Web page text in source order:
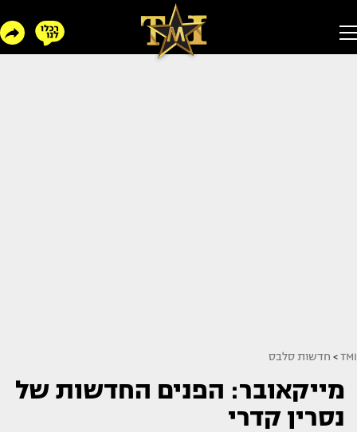
TMI
> חדשות סלבס
מייקאובר: הפנים החדשות של
נסרין קדרי